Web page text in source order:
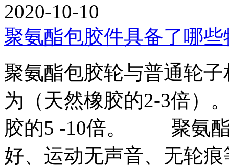
2020-10-10
聚氨酯包胶件具备了哪
聚氨酯包胶轮与普通轮
为（天然橡胶的2-3倍
胶的5 -10倍。 聚氨酯
好、运动无声音、无